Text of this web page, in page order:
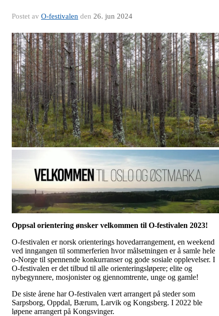
Postet av O-festivalen den 26. jun 2024
Oppsal orientering ønsker velkommen til O-festivalen 2023!
O-festivalen er norsk orienterings hovedarrangement, en weekend
ved inngangen til sommerferien hvor målsetningen er å samle hele
o-Norge til spennende konkurranser og gode sosiale opplevelser. I
O-festivalen er det tilbud til alle orienteringsløpere; elite og
nybegynnere, mosjonister og gjennomtrente, unge og gamle!
De siste årene har O-festivalen vært arrangert på steder som
Sarpsborg, Oppdal, Bærum, Larvik og Kongsberg. I 2022 ble
løpene arrangert på Kongsvinger.